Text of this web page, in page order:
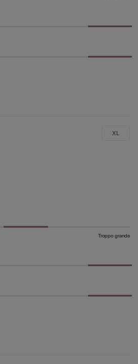
XL
Troppo grande